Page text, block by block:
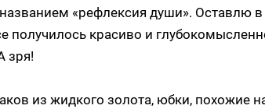
«рефлексия души». Оставлю
получилось красиво и
зря!
из жидкого золота, юбки, похожие